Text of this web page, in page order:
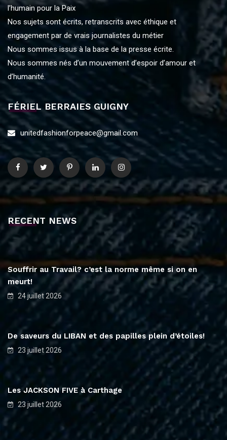
l’humain pour la Paix
Nos sujets sont écrits, retranscrits avec éthique et
engagement par de vrais journalistes du métier
Nous sommes issus à la base de la presse écrite.
Nous sommes nés d’un mouvement d’espoir d’amour et
d’humanité.
FÉRIEL BERRAIES GUIGNY
unitedfashionforpeace@gmail.com
RECENT NEWS
Souffrir au Travail? c’est la norme même si on en
meurt!
24 juillet 2026
De saveurs du LIBAN et des papilles plein d’étoiles!
23 juillet 2026
Les JACKSON FIVE à Carthage
23 juillet 2026